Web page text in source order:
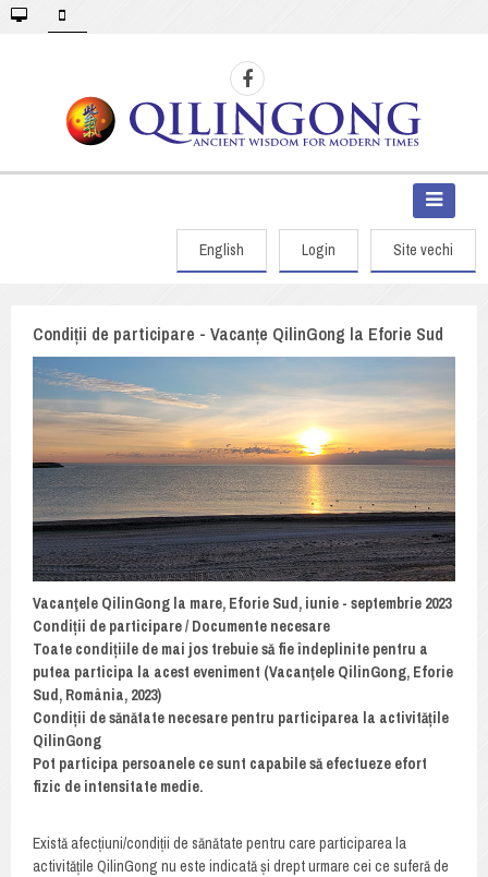
English Login Site vechi
Condiții de participare - Vacanțe QilinGong la Eforie Sud
Vacanţele QilinGong la mare, Eforie Sud, iunie - septembrie 2023
Condiții de participare / Documente necesare
Toate condițiile de mai jos trebuie să fie îndeplinite pentru a
putea participa la acest eveniment (Vacanţele QilinGong, Eforie
Sud, România, 2023)
Condiții de sănătate necesare pentru participarea la activitățile
QilinGong
Pot participa persoanele ce sunt capabile să efectueze efort
fizic de intensitate medie.
Există afecțiuni/condiții de sănătate pentru care participarea la
activitățile QilinGong nu este indicată și drept urmare cei ce suferă de